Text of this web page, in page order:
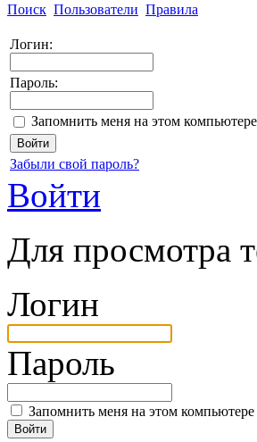
Поиск Пользователи Правила
Логин:
Пароль:
Запомнить меня на этом компьютере
Забыли свой пароль?
Войти
Для просмотра
Логин
Пароль
Запомнить меня на этом компьютере